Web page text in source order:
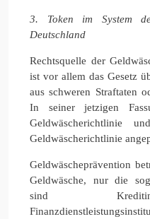
3. Token im System
Deutschland
Rechtsquelle der
ist vor allem das Gesetz
aus schweren Straftaten
In seiner jetzigen
Geldwäscherichtlinie
Geldwäscherichtlinie
Geldwäscheprävention
Geldwäsche, nur die
sind